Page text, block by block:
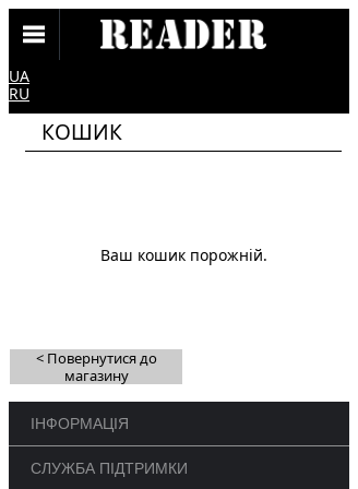
UA
RU
КОШИК
Ваш кошик порожній.
< Повернутися до
магазину
ІНФОРМАЦІЯ
СЛУЖБА ПІДТРИМКИ